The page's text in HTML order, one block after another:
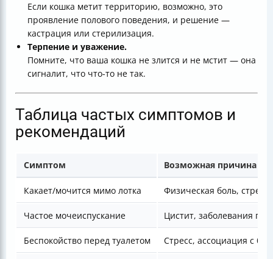
Если кошка метит территорию, возможно, это
проявление полового поведения, и решение —
кастрация или стерилизация.
Терпение и уважение.
Помните, что ваша кошка не злится и не мстит — она
сигналит, что что-то не так.
Таблица частых симптомов и
рекомендаций
Симптом Возможная причина
Какает/мочится мимо лотка Физическая боль,
Частое мочеиспускание Цистит, заболевания
Беспокойство перед туалетом Стресс, ассоциация с